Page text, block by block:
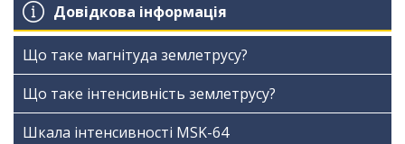
Довідкова інформація
Що таке магнітуда землетрусу?
Що таке інтенсивність землетрусу?
Шкала інтенсивності МSK-64